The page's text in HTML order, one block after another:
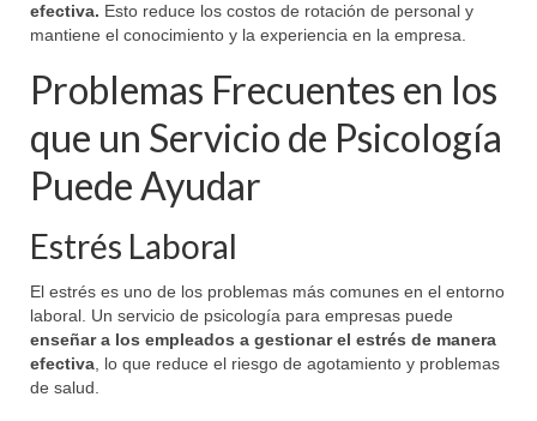
efectiva. Esto reduce los costos de rotación de personal y
mantiene el conocimiento y la experiencia en la empresa.
Problemas Frecuentes en los
que un Servicio de Psicología
Puede Ayudar
Estrés Laboral
El estrés es uno de los problemas más comunes en el entorno
laboral. Un servicio de psicología para empresas puede
enseñar a los empleados a gestionar el estrés de manera
efectiva , lo que reduce el riesgo de agotamiento y problemas
de salud.